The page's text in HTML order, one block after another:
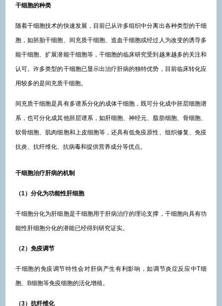
干细胞的种类
随着干细胞技术的快速发展，目前已从许多组织中分离出各种类型的干细
胞，如胚胎干细胞、间充质干细胞、造血干细胞或经过人为改变的诱导多
能干细胞、扩展潜能干细胞等，干细胞的临床研究受到越来越多的关注和
认可。许多类型的干细胞已显示出治疗肝病的独特优势，目前临床转化应
用较多的是间充质干细胞。
间充质干细胞是具有多谱系分化的成体干细胞，既可分化成中胚层细胞谱
系，也可分化成其他胚层谱系，如肝细胞、神经元、脂肪细胞、骨细胞、
软骨细胞、肌肉细胞和上皮细胞等，还具有低免疫原性、组织修复、免疫
抗炎、抗纤维化、抗病毒和提供营养成分等优点。
干细胞治疗肝病的机制
（1）分化为功能性肝细胞
干细胞分化为肝细胞是干细胞用于肝病治疗的理论支撑，干细胞向具有功
能性肝细胞分化的潜能已经得到研究证实。
（2）免疫调节
干细胞的免疫调节特性会对肝病产生有利影响，如调节炎症反应中T细
胞、B细胞等免疫细胞的活化增殖。
（3）抗纤维化